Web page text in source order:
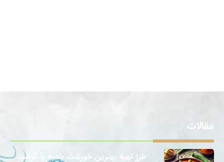
مقالات
طرز تهیه بهترین خورشت بامیه با گوشت